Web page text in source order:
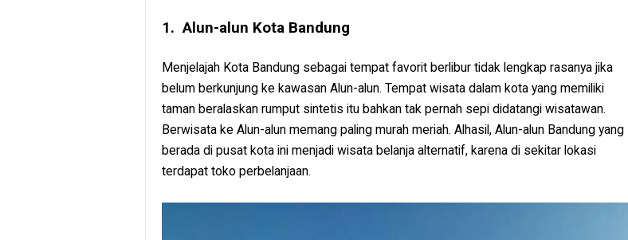
1. Alun-alun Kota Bandung
Menjelajah Kota Bandung sebagai tempat favorit berlibur tidak lengkap rasanya jika
belum berkunjung ke kawasan Alun-alun. Tempat wisata dalam kota yang memiliki
taman beralaskan rumput sintetis itu bahkan tak pernah sepi didatangi wisatawan.
Berwisata ke Alun-alun memang paling murah meriah. Alhasil, Alun-alun Bandung yang
berada di pusat kota ini menjadi wisata belanja alternatif, karena di sekitar lokasi
terdapat toko perbelanjaan.